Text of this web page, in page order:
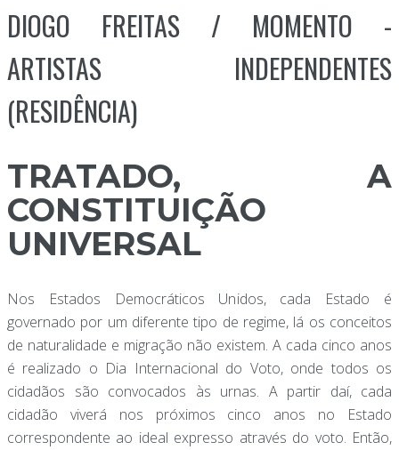
DIOGO FREITAS / MOMENTO -
ARTISTAS INDEPENDENTES
(RESIDÊNCIA)
TRATADO, A
CONSTITUIÇÃO
UNIVERSAL
Nos Estados Democráticos Unidos, cada Estado é
governado por um diferente tipo de regime, lá os conceitos
de naturalidade e migração não existem. A cada cinco anos
é realizado o Dia Internacional do Voto, onde todos os
cidadãos são convocados às urnas. A partir daí, cada
cidadão viverá nos próximos cinco anos no Estado
correspondente ao ideal expresso através do voto. Então,